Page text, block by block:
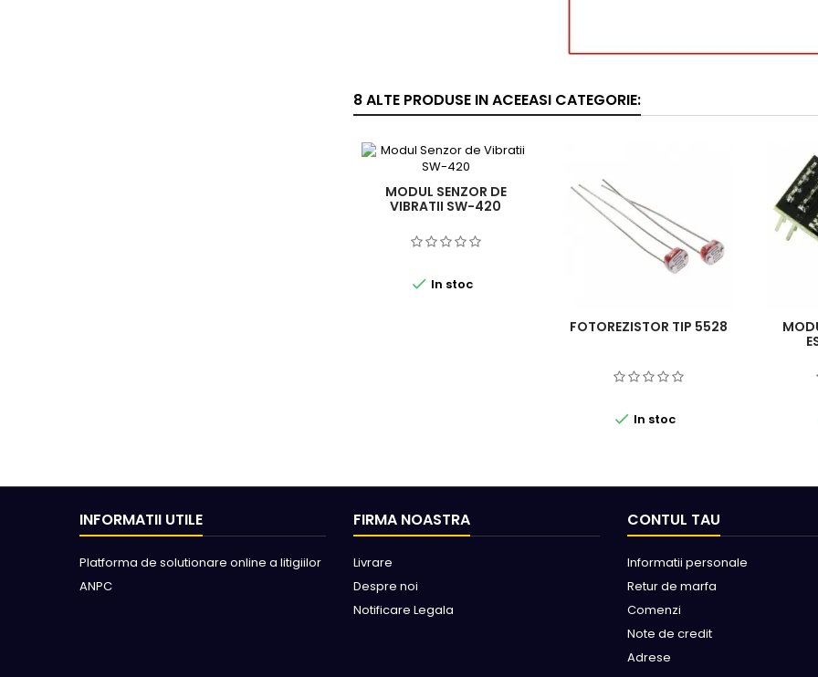
8 ALTE PRODUSE IN ACEEASI CATEGORIE:
MODUL SENZOR DE
VIBRATII SW-420
 In stoc
FOTOREZISTOR TIP 5528
 In stoc
INFORMATII UTILE
Platforma de solutionare online a litigiilor
ANPC
FIRMA NOASTRA
Livrare
Despre noi
Notificare Legala
CONTUL TAU
Informatii personale
Retur de marfa
Comenzi
Note de credit
Adrese